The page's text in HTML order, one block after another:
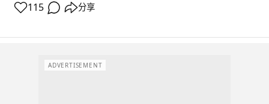
115 分享
ADVERTISEMENT